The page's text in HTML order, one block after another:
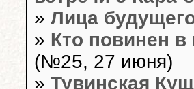
» Лица
» Кто повинен
(№25, 27 июня)
» Тувинская